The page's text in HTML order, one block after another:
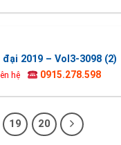
đại 2019 – Vol3-3098 (2)
hệ 0915.278.598
19 20